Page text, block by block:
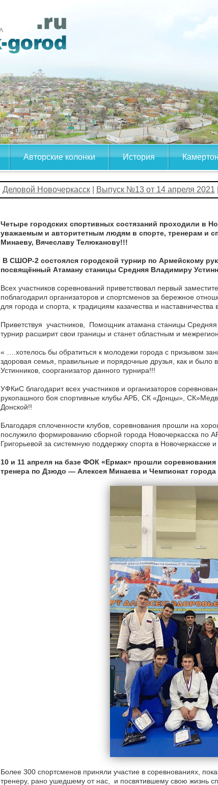
Авторские колонки История
Деловой Новочеркасск| Выпуск №13 от 14 апреля 2021
Четыре городских спортивных состязаний проходили в
уважаемым и авторитетным людям в спорте, тренерам и
Минаеву, Вячеславу Телюканову!!!
В СШОР-2 состоялся городской турнир по Армейскому
посвящённый Атаману станицы Средняя Владимиру
Всех участников соревнований приветствовал первый
поблагодарил организаторов и спортсменов за бережное
для города и спорта, к традициям казачества и наставничества
Приветствуя участников, Помощник атамана станицы
турнир расширит свои границы и станет областным и
« ….хотелось бы обратиться к молодежи города с призывом
здоровая семья, правильные и порядочные друзья, как и было
Устинников, соорганизатор данного турнира!!!
УФКиС благодарит всех участников и организаторов
рукопашного боя спортивные клубы АРБ, СК «Донцы»,
Донской!!
Благодаря сплоченности клубов, соревнования прошли на
послужило формированию сборной города Новочеркасска по
Григорьевой за системную поддержку спорта в Новочеркасске
10 и 11 апреля на базе ФОК «Ермак» прошли
тренера по Дзюдо — Алексея Минаева и Чемпионат города
Более 300 спортсменов приняли участие в соревнованиях,
тренеру, рано ушедшему от нас, и посвятившему свою жизнь